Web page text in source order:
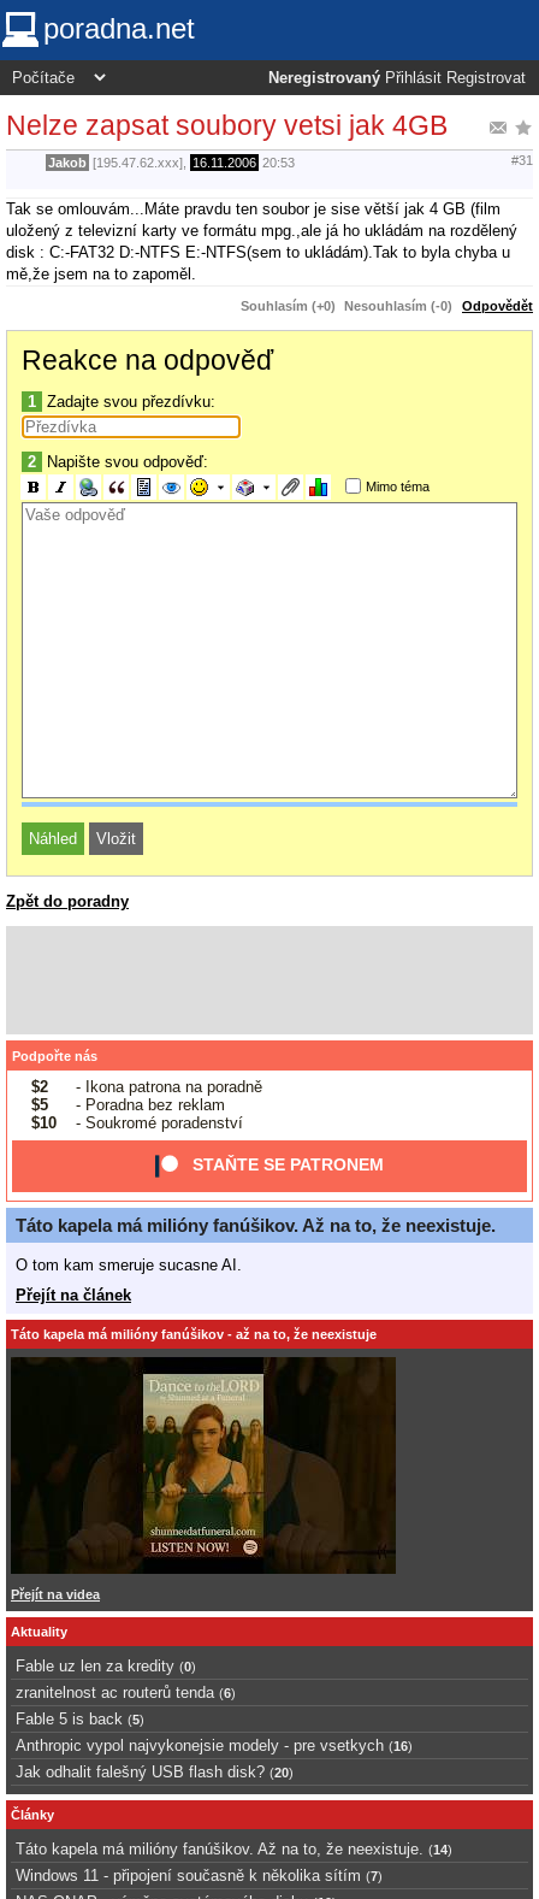
poradna.net
Neregistrovaný Přihlásit Registrovat
Nelze zapsat soubory vetsi jak 4GB
Jakob [195.47.62.xxx], 16.11.2006 20:53 #31
Tak se omlouvám...Máte pravdu ten soubor je sise větší jak 4 GB (film
uložený z televizní karty ve formátu mpg.,ale já ho ukládám na rozdělený
disk : C:-FAT32 D:-NTFS E:-NTFS(sem to ukládám).Tak to byla chyba u
mě,že jsem na to zapoměl.
Souhlasím (+0) Nesouhlasím (-0) Odpovědět
Reakce na odpověď
1 Zadajte svou přezdívku:
2 Napište svou odpověď:
Mimo téma
Zpět do poradny
Podpořte nás
$2
- Ikona patrona na poradně
$5
- Poradna bez reklam
$10
- Soukromé poradenství
STAŇTE SE PATRONEM
Táto kapela má milióny fanúšikov. Až na to, že neexistuje.
O tom kam smeruje sucasne AI.
Přejít na článek
Táto kapela má milióny fanúšikov - až na to, že neexistuje
Přejít na videa
Aktuality
Fable uz len za kredity (0)
zranitelnost ac routerů tenda (6)
Fable 5 is back (5)
Anthropic vypol najvykonejsie modely - pre vsetkych (16)
Jak odhalit falešný USB flash disk? (20)
Články
Táto kapela má milióny fanúšikov. Až na to, že neexistuje. (14)
Windows 11 - připojení současně k několika sítím (7)